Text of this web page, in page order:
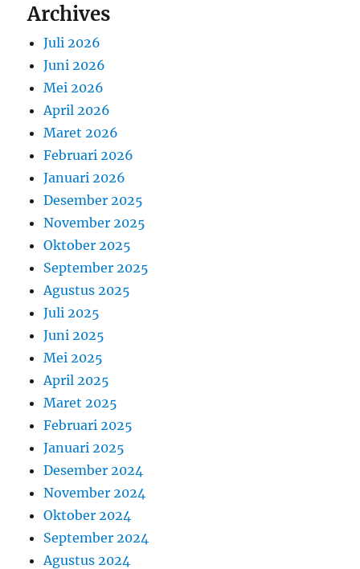
Archives
Juli 2026
Juni 2026
Mei 2026
April 2026
Maret 2026
Februari 2026
Januari 2026
Desember 2025
November 2025
Oktober 2025
September 2025
Agustus 2025
Juli 2025
Juni 2025
Mei 2025
April 2025
Maret 2025
Februari 2025
Januari 2025
Desember 2024
November 2024
Oktober 2024
September 2024
Agustus 2024